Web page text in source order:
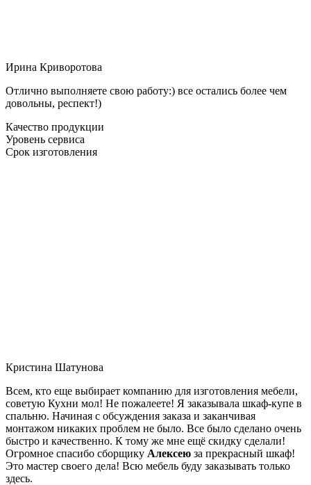
Ирина Криворотова
Отлично выполняете свою работу:) все остались более чем
довольны, респект!)
Качество продукции
Уровень сервиса
Срок изготовления
Кристина Шатунова
Всем, кто еще выбирает компанию для изготовления мебели,
советую Кухни мол! Не пожалеете! Я заказывала шкаф-купе в
спальню. Начиная с обсуждения заказа и заканчивая
монтажом никаких проблем не было. Все было сделано очень
быстро и качественно. К тому же мне ещё скидку сделали!
Огромное спасибо сборщику Алексею за прекрасный шкаф!
Это мастер своего дела! Всю мебель буду заказывать только
здесь.